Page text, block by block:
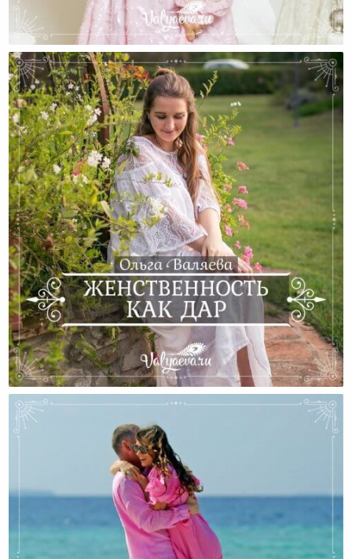
Почему «женственность» Не Работает?
Женственность Как Дар